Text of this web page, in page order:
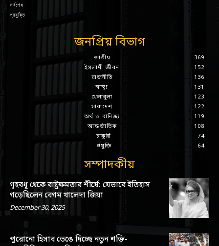
সর্বশেষ
প্রযুক্তি
জনপ্রিয় বিভাগ
জাতীয়
369
ইসলামী জীবন
152
রাজনীতি
136
স্বাস্থ্য
131
খেলাধুলা
123
সারাদেশ
122
অর্থ ও বানিজ্য
119
আন্তর্জাতিক
108
চাকুরী
74
প্রযুক্তি
64
সম্পাদকীয়
গৃহবধূ থেকে রাষ্ট্রক্ষমতার শীর্ষে: যেভাবে ইতিহাস
গড়েছিলেন বেগম খালেদা জিয়া
December 30, 2025
পুরোনো হিসাব ভেঙে দিচ্ছে নতুন শক্তি-